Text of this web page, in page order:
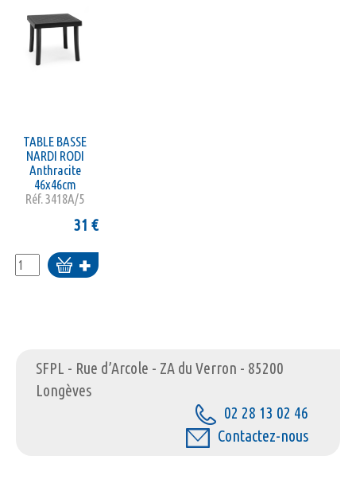
TABLE BASSE
NARDI RODI
Anthracite
46x46cm
Réf.3418A/5
31 €
Ajouter
au
SFPL - Rue d’Arcole - ZA du Verron - 85200
Longèves
02 28 13 02 46
Contactez-nous